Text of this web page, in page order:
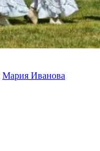
Мария Иванова